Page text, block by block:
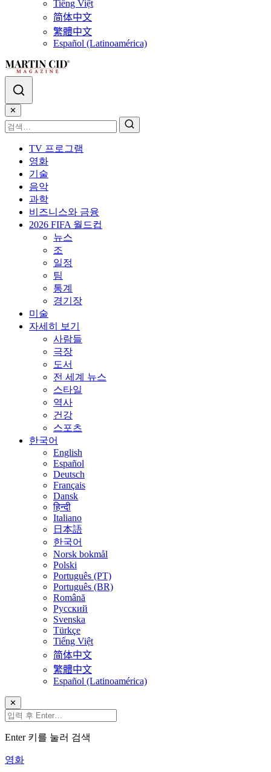
Tiếng Việt
简体中文
繁體中文
Español (Latinoamérica)
✕
TV 프로그램
영화
기술
음악
과학
비즈니스와 금융
2026 FIFA 월드컵
뉴스
조
일정
팀
통계
경기장
미술
자세히 보기
사람들
극장
도서
전 세계 뉴스
스타일
역사
건강
스포츠
한국어
English
Español
Deutsch
Français
Dansk
हिन्दी
Italiano
日本語
한국어
Norsk bokmål
Polski
Português (PT)
Português (BR)
Română
Русский
Svenska
Türkçe
Tiếng Việt
简体中文
繁體中文
Español (Latinoamérica)
✕
Enter 키를 눌러 검색
영화